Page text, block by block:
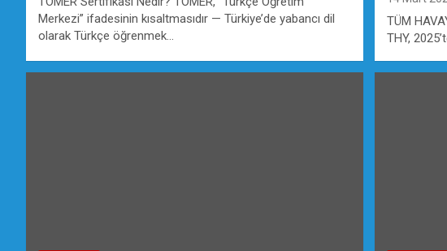
Merkezi” ifadesinin kısaltmasıdır — Türkiye’de yabancı dil
olarak Türkçe öğrenmek…
TÜM
THY,